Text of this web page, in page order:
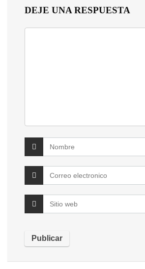
DEJE UNA RESPUESTA